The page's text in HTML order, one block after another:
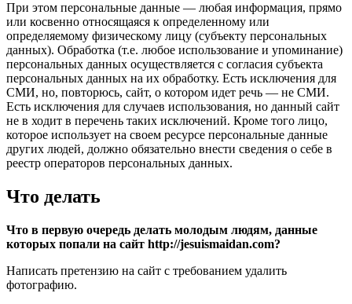
При этом персональные данные — любая информация, прямо
или косвенно относящаяся к определенному или
определяемому физическому лицу (субъекту персональных
данных). Обработка (т.е. любое использование и упоминание)
персональных данных осуществляется с согласия субъекта
персональных данных на их обработку. Есть исключения для
СМИ, но, повторюсь, сайт, о котором идет речь — не СМИ.
Есть исключения для случаев использования, но данный сайт
не в ходит в перечень таких исключений. Кроме того лицо,
которое использует на своем ресурсе персональные данные
других людей, должно обязательно внести сведения о себе в
реестр операторов персональных данных.
Что делать
Что в первую очередь делать молодым людям, данные
которых попали на сайт http://jesuismaidan.com?
Написать претензию на сайт с требованием удалить
фотографию.